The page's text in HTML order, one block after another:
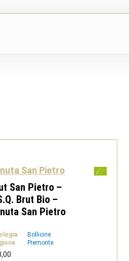
San Pietro
San Pietro –
Brut Bio –
San Pietro
Bollicine
Piemonte